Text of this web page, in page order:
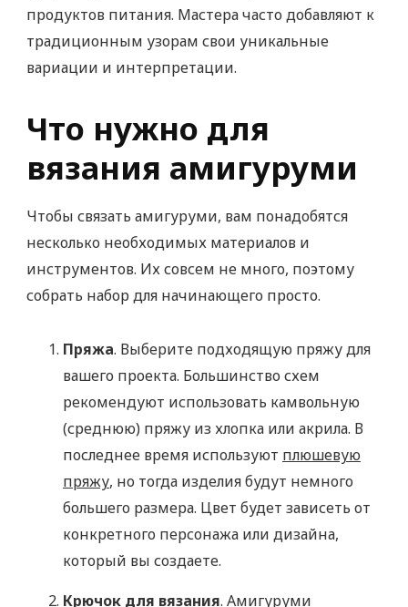
продуктов питания. Мастера часто добавляют к
традиционным узорам свои уникальные
вариации и интерпретации.
Что нужно для
вязания амигуруми
Чтобы связать амигуруми, вам понадобятся
несколько необходимых материалов и
инструментов. Их совсем не много, поэтому
собрать набор для начинающего просто.
Пряжа. Выберите подходящую пряжу для
вашего проекта. Большинство схем
рекомендуют использовать камвольную
(среднюю) пряжу из хлопка или акрила. В
последнее время используют плюшевую
пряжу, но тогда изделия будут немного
большего размера. Цвет будет зависеть от
конкретного персонажа или дизайна,
который вы создаете.
Крючок для вязания. Амигуруми